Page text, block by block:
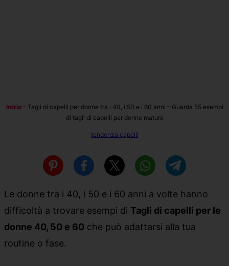
Inizio– Tagli di capelli per donne tra i 40, i 50 e i 60 anni – Guarda 55 esempi
di tagli di capelli per donne mature
tendenza capelli
Le donne tra i 40, i 50 e i 60 anni a volte hanno
difficoltà a trovare esempi di Tagli di capelli per le
donne 40, 50 e 60 che può adattarsi alla tua
routine o fase.